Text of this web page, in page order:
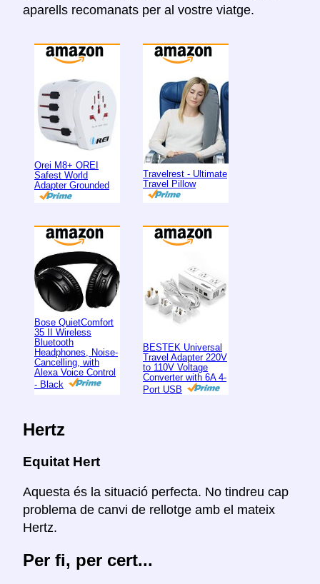
aparells recomanats per al vostre viatge.
Orei M8+ OREI
Safest World
Adapter Grounded
Travelrest - Ultimate
Travel Pillow
Bose QuietComfort
35 II Wireless
Bluetooth
Headphones, Noise-
Cancelling, with
Alexa Voice Control
- Black
BESTEK Universal
Travel Adapter 220V
to 110V Voltage
Converter with 6A 4-
Port USB
Hertz
Equitat Hert
Aquesta és la situació perfecta. No tindreu cap
problema de canvi de rellotge amb el mateix
Hertz.
Per fi, per cert...